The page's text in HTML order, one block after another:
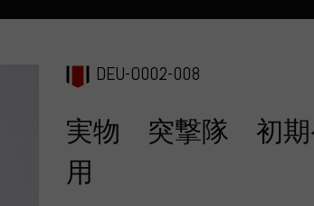
DEU-O002-008
実物 突撃隊 初
用